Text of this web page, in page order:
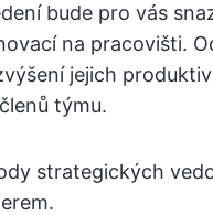
bude pro vás
na pracovišti.
jejich
týmu.
strategických